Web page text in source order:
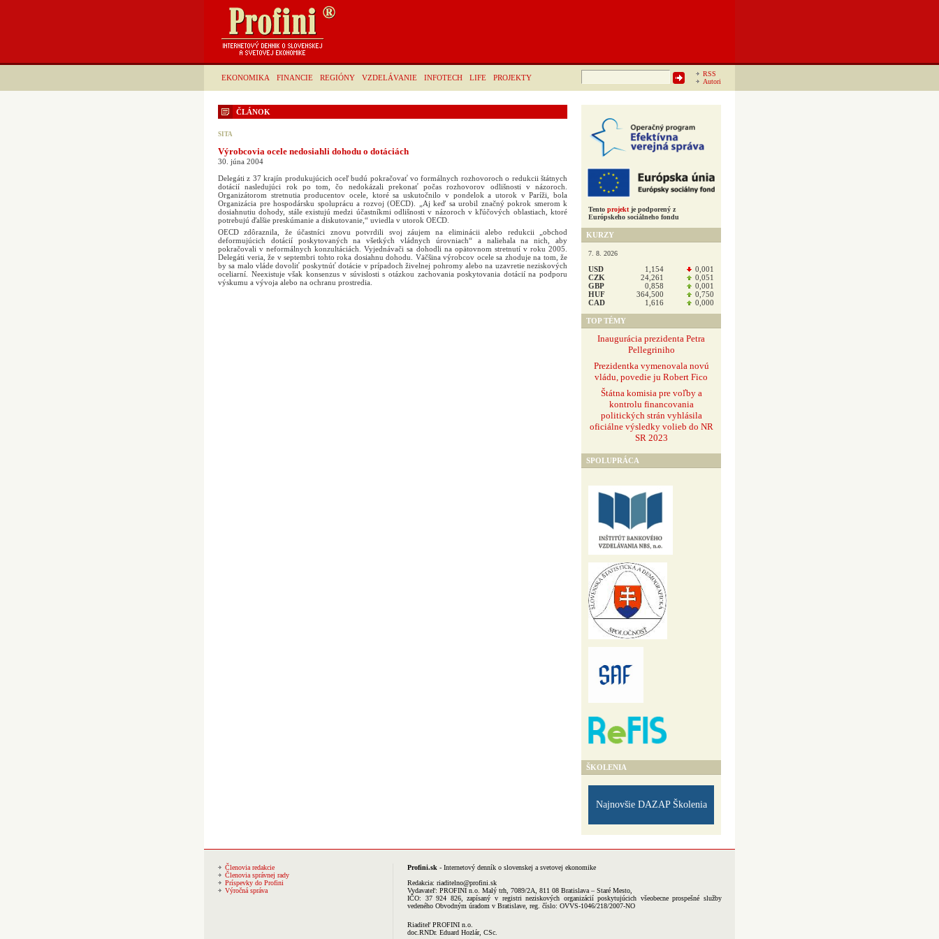
EKONOMIKA FINANCIE REGIÓNY VZDELÁVANIE INFOTECH LIFE PROJEKTY
RSS
Autori
Hľadať:
ČLÁNOK
SITA
Výrobcovia ocele nedosiahli dohodu o dotáciách
30. júna 2004
Delegáti z 37 krajín produkujúcich oceľ budú pokračovať vo formálnych rozhovoroch o redukcii štátnych
dotácií nasledujúci rok po tom, čo nedokázali prekonať počas rozhovorov odlišnosti v názoroch.
Organizátorom stretnutia producentov ocele, ktoré sa uskutočnilo v pondelok a utorok v Paríži, bola
Organizácia pre hospodársku spoluprácu a rozvoj (OECD). „Aj keď sa urobil značný pokrok smerom k
dosiahnutiu dohody, stále existujú medzi účastníkmi odlišnosti v názoroch v kľúčových oblastiach, ktoré
potrebujú ďalšie preskúmanie a diskutovanie,“ uviedla v utorok OECD.
OECD zdôraznila, že účastníci znovu potvrdili svoj záujem na eliminácii alebo redukcii „obchod
deformujúcich dotácií poskytovaných na všetkých vládnych úrovniach“ a naliehala na nich, aby
pokračovali v neformálnych konzultáciách. Vyjednávači sa dohodli na opätovnom stretnutí v roku 2005.
Delegáti veria, že v septembri tohto roka dosiahnu dohodu. Väčšina výrobcov ocele sa zhoduje na tom, že
by sa malo vláde dovoliť poskytnúť dotácie v prípadoch živelnej pohromy alebo na uzavretie neziskových
oceliarní. Neexistuje však konsenzus v súvislosti s otázkou zachovania poskytovania dotácií na podporu
výskumu a vývoja alebo na ochranu prostredia.
Tento projekt je podporený z
Európskeho sociálneho fondu
KURZY
7. 8. 2026
USD 1,154
0,001
CZK
24,261
0,051
GBP
0,858
0,001
HUF
364,500
0,750
CAD
1,616 0,000
TOP TÉMY
Inaugurácia prezidenta Petra
Pellegriniho
Prezidentka vymenovala novú
vládu, povedie ju Robert Fico
Štátna komisia pre voľby a
kontrolu financovania
politických strán vyhlásila
oficiálne výsledky volieb do NR
SR 2023
SPOLUPRÁCA
ŠKOLENIA
Najnovšie DAZAP Školenia
Členovia redakcie
Členovia správnej rady
Príspevky do Profini
Výročná správa
Profini.sk - Internetový denník o slovenskej a svetovej ekonomike
Redakcia: riaditelno@profini.sk
Vydavateľ: PROFINI n.o. Malý trh, 7089/2A, 811 08 Bratislava – Staré Mesto,
IČO: 37 924 826, zapísaný v registri neziskových organizácií poskytujúcich všeobecne prospešné služby
vedeného Obvodným úradom v Bratislave, reg. číslo: OVVS-1046/218/2007-NO
Riaditeľ PROFINI n.o.
doc.RNDr. Eduard Hozlár, CSc.